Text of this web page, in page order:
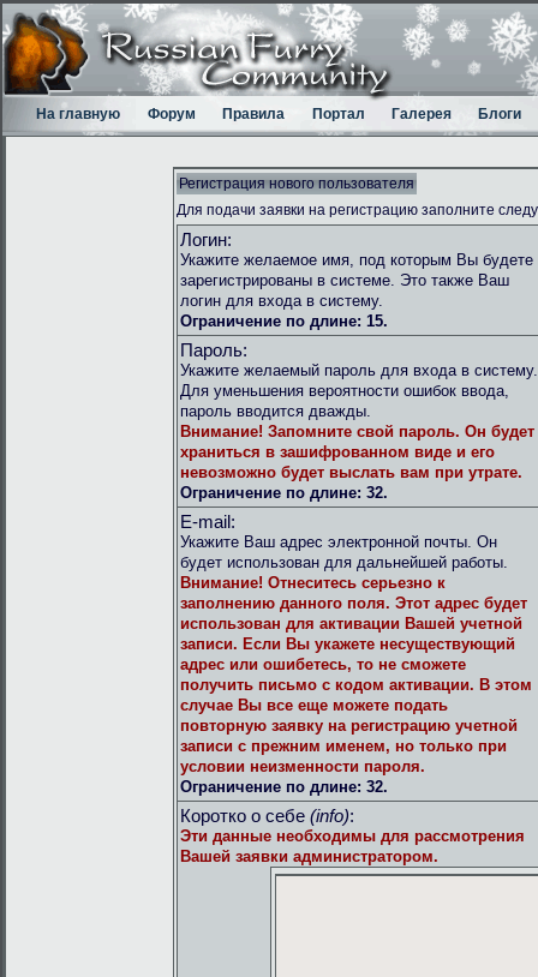
На главную Форум Правила Портал Галерея Блоги
Регистрация нового пользователя
Для подачи заявки на регистрацию заполните
Логин:
Укажите желаемое имя, под которым Вы будете
зарегистрированы в системе. Это также Ваш
логин для входа в систему.
Ограничение по длине: 15.
Пароль:
Укажите желаемый пароль для входа в систему.
Для уменьшения вероятности ошибок ввода,
пароль вводится дважды.
Внимание! Запомните свой пароль. Он будет
храниться в зашифрованном виде и его
невозможно будет выслать вам при утрате.
Ограничение по длине: 32.
E-mail:
Укажите Ваш адрес электронной почты. Он
будет использован для дальнейшей работы.
Внимание! Отнеситесь серьезно к
заполнению данного поля. Этот адрес будет
использован для активации Вашей учетной
записи. Если Вы укажете несуществующий
адрес или ошибетесь, то не сможете
получить письмо с кодом активации. В этом
случае Вы все еще можете подать
повторную заявку на регистрацию учетной
записи с прежним именем, но только при
условии неизменности пароля.
Ограничение по длине: 32.
Коротко о себе (info):
Эти данные необходимы для рассмотрения
Вашей заявки администратором.